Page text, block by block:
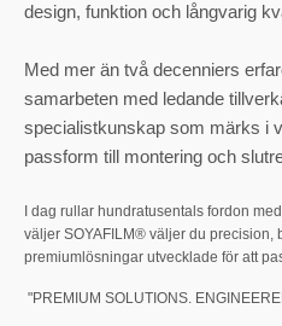
design, funktion och långvarig
Med mer än två decenniers
samarbeten med ledande
specialistkunskap som märks i
passform till montering och
I dag rullar hundratusentals fordon
väljer SOYAFILM® väljer du precision,
premiumlösningar utvecklade för att
"PREMIUM SOLUTIONS.